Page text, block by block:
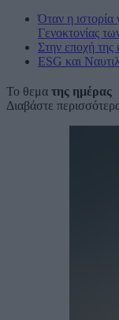
Όταν η ιστορία
Γενοκτονίας
Στην εποχή της
ESG και
Το θεμα της ημέρας
Διαβάστε